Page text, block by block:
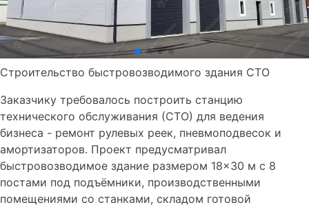
Строительство быстровозводимого здания СТО
Заказчику требовалось построить станцию
технического обслуживания (СТО) для ведения
бизнеса - ремонт рулевых реек, пневмоподвесок и
амортизаторов. Проект предусматривал
быстровозводимое здание размером 18×30 м с 8
постами под подъёмники, производственными
помещениями со станками, складом готовой